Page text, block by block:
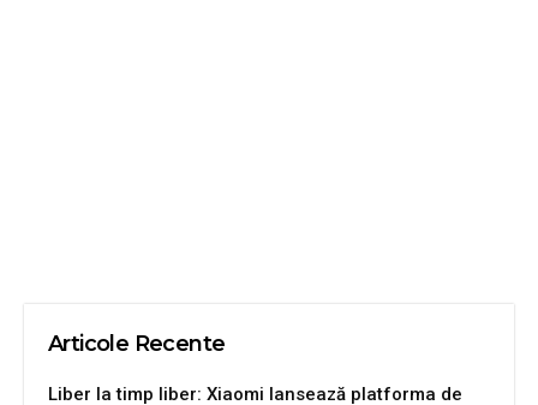
Articole Recente
Liber la timp liber: Xiaomi lansează platforma de